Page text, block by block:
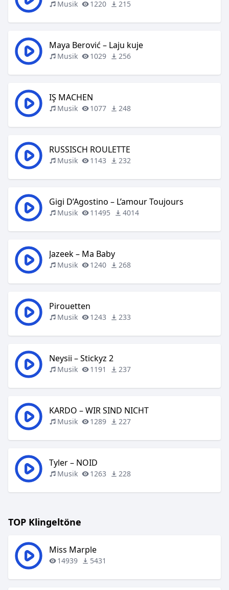
Musik 1220 215
Maya Berović – Laju kuje
Musik 1029 256
IŞ MACHEN
Musik 1077 248
RUSSISCH ROULETTE
Musik 1143 232
Gigi D’Agostino – L’amour Toujours
Musik 11495 4014
Jazeek – Ma Baby
Musik 1240 268
Pirouetten
Musik 1243 233
Neysii – Stickyz 2
Musik 1191 237
KARDO – WIR SIND NICHT
Musik 1289 227
Tyler – NOID
Musik 1263 228
TOP Klingeltöne
Miss Marple
14939 5431